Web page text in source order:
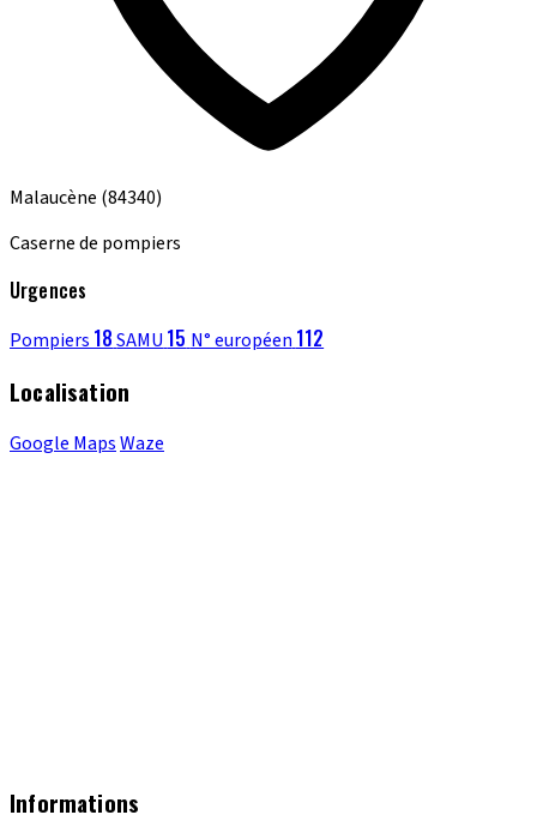
Malaucène (84340)
Caserne de pompiers
Urgences
Pompiers 18SAMU 15 N° européen 112
Localisation
Google MapsWaze
Informations